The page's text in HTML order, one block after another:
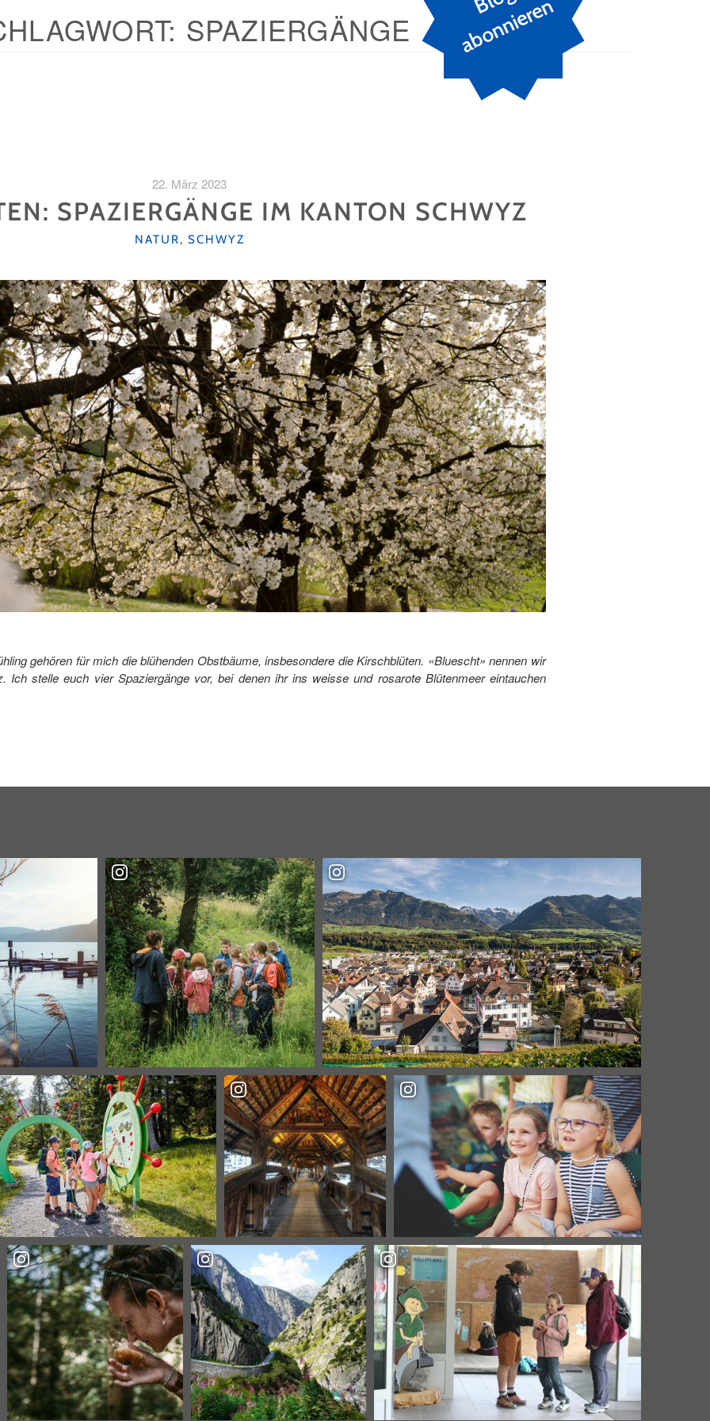
n
SPAZIERGÄNGE
22. März 2023
SPAZIERGÄNGE IM KANTON SCHWYZ
KATEGORIEN
NATUR, SCHWYZ
gehören für mich die blühenden Obstbäume, insbesondere die Kirschblüten. «Bluescht» nennen wir
Ich stelle euch vier Spaziergänge vor, bei denen ihr ins weisse und rosarote Blütenmeer eintauchen